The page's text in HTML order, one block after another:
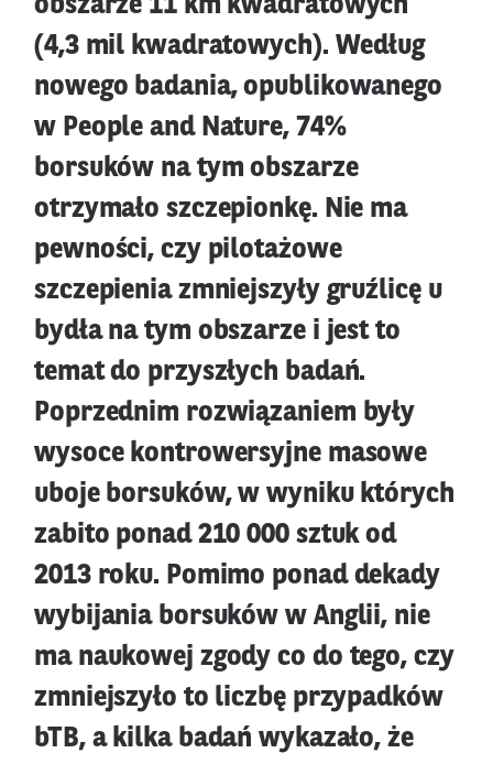
obszarze 11 km kwadratowych
(4,3 mil kwadratowych). Według
nowego badania, opublikowanego
w People and Nature, 74%
borsuków na tym obszarze
otrzymało szczepionkę. Nie ma
pewności, czy pilotażowe
szczepienia zmniejszyły gruźlicę u
bydła na tym obszarze i jest to
temat do przyszłych badań.
Poprzednim rozwiązaniem były
wysoce kontrowersyjne masowe
uboje borsuków, w wyniku których
zabito ponad 210 000 sztuk od
2013 roku. Pomimo ponad dekady
wybijania borsuków w Anglii, nie
ma naukowej zgody co do tego, czy
zmniejszyło to liczbę przypadków
bTB, a kilka badań wykazało, że